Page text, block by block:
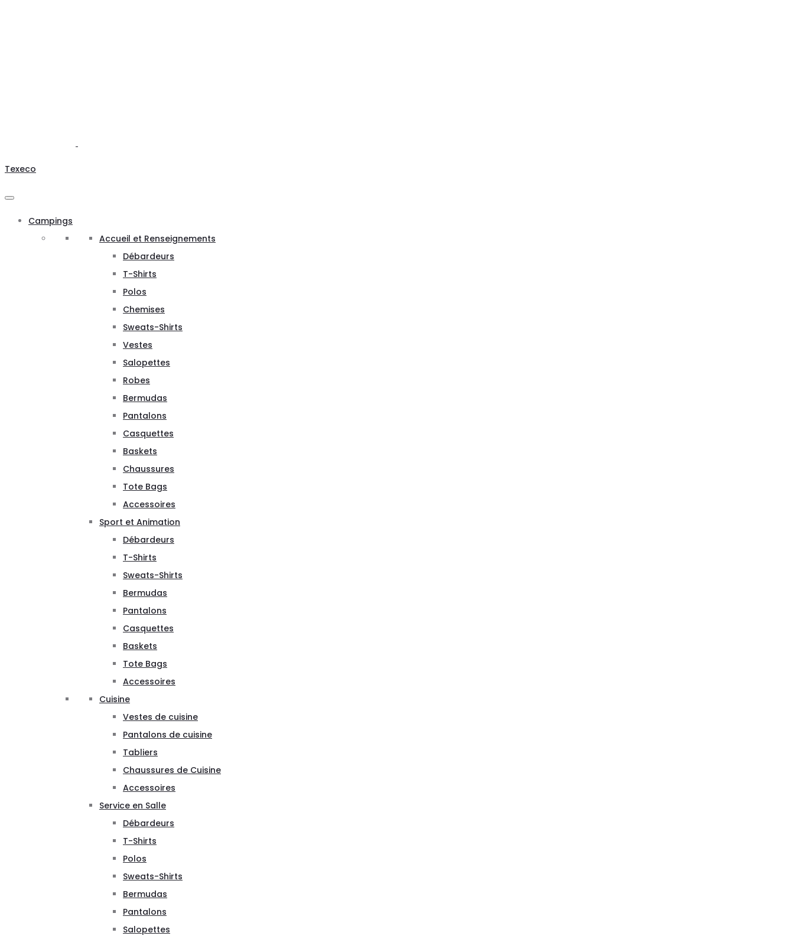
Texeco
Campings
Accueil et Renseignements
Débardeurs
T-Shirts
Polos
Chemises
Sweats-Shirts
Vestes
Salopettes
Robes
Bermudas
Pantalons
Casquettes
Baskets
Chaussures
Tote Bags
Accessoires
Sport et Animation
Débardeurs
T-Shirts
Sweats-Shirts
Bermudas
Pantalons
Casquettes
Baskets
Tote Bags
Accessoires
Cuisine
Vestes de cuisine
Pantalons de cuisine
Tabliers
Chaussures de Cuisine
Accessoires
Service en Salle
Débardeurs
T-Shirts
Polos
Sweats-Shirts
Bermudas
Pantalons
Salopettes